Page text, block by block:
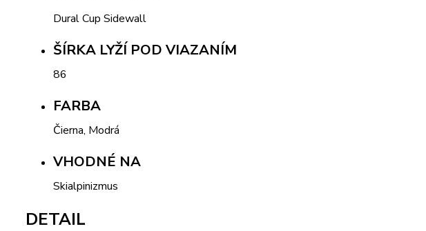
Dural Cup Sidewall
ŠÍRKA LYŽÍ POD VIAZANÍM
86
FARBA
Čierna, Modrá
VHODNÉ NA
Skialpinizmus
DETAIL